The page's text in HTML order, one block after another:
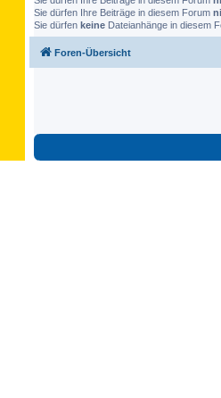
Sie dürfen Ihre Beiträge in diesem Forum
Sie dürfen keine Dateianhänge in diesem
Foren-Übersicht